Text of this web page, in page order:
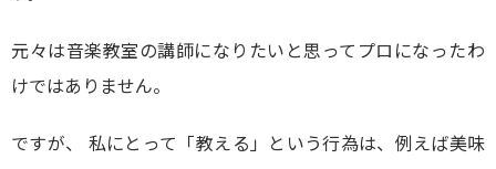
元々は音楽教室の講師になりたいと思ってプロになったわ
けではありません。
ですが、 私にとって「教える」という行為は、例えば美味